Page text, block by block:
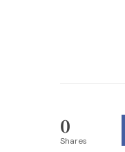
0
Shares